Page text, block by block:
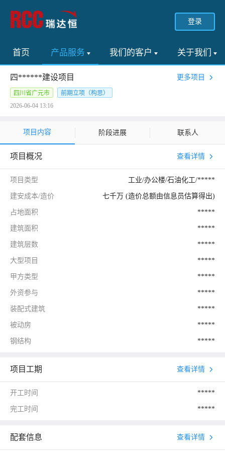
登录
首页 产品服务 我们的客户 关于我们
四******建设项目 更多项目
四川省广元市
前期立项（构思）
2026-06-04 13:16
项目内容 阶段进展 联系人
项目概况 查看详情
项目类型 工业/办公楼/石油化工/*****
建安成本/造价 七千万 (造价总额由信息员估算得出)
占地面积 *****
建筑面积 *****
建筑层数 *****
大型项目 *****
甲方类型 *****
外资参与 *****
装配式建筑 *****
被动房 *****
钢结构 *****
项目工期 查看详情
开工时间 *****
完工时间 *****
配套信息 查看详情